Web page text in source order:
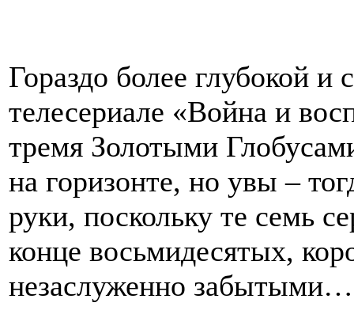
Гораздо более глубокой и
телесериале «Война и
тремя Золотыми
на горизонте, но увы –
руки, поскольку те семь
конце восьмидесятых,
незаслуженно забытыми…